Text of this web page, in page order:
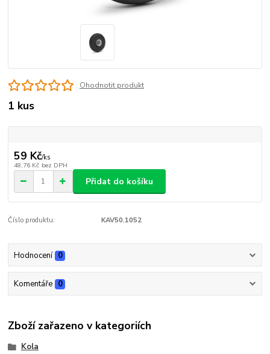
Ohodnotit produkt
1 kus
59 Kč/ks
48,76 Kč bez DPH
Přidat do košíku
Číslo produktu: KAV50.1052
Hodnocení 0
Komentáře 0
Zboží zařazeno v kategoriích
Kola